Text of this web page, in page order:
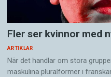
Fler ser kvinnor med
ARTIKLAR
När det handlar om stora
maskulina pluralformer i